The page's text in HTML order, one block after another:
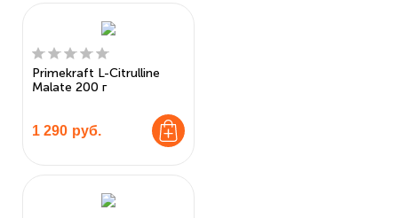
Primekraft L-Citrulline
Malate 200 г
1 290 руб.